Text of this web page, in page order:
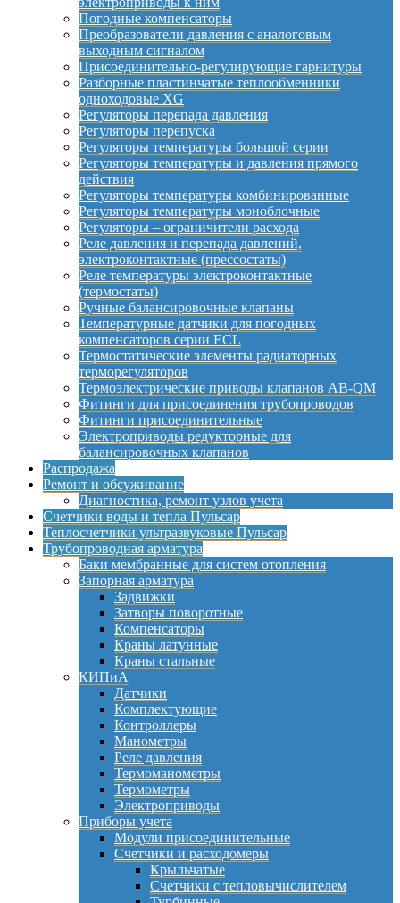
Погодные компенсаторы
Преобразователи давления с аналоговым
выходным сигналом
Присоединительно-регулирующие гарнитуры
Разборные пластинчатые теплообменники
одноходовые XG
Регуляторы перепада давления
Регуляторы перепуска
Регуляторы температуры большой серии
Регуляторы температуры и давления прямого
действия
Регуляторы температуры комбинированные
Регуляторы температуры моноблочные
Регуляторы – ограничители расхода
Реле давления и перепада давлений,
электроконтактные (прессостаты)
Реле температуры электроконтактные
(термостаты)
Ручные балансировочные клапаны
Температурные датчики для погодных
компенсаторов серии ECL
Термостатические элементы радиаторных
терморегуляторов
Термоэлектрические приводы клапанов AB-QM
Фитинги для присоединения трубопроводов
Фитинги присоединительные
Электроприводы редукторные для
балансировочных клапанов
Распродажа
Ремонт и обсуживание
Диагностика, ремонт узлов учета
Счетчики воды и тепла Пульсар
Теплосчетчики ультразвуковые Пульсар
Трубопроводная арматура
Баки мембранные для систем отопления
Запорная арматура
Задвижки
Затворы поворотные
Компенсаторы
Краны латунные
Краны стальные
КИПиА
Датчики
Комплектующие
Контроллеры
Манометры
Реле давления
Термоманометры
Термометры
Электроприводы
Приборы учета
Модули присоединительные
Счетчики и расходомеры
Крыльчатые
Счетчики с тепловычислителем